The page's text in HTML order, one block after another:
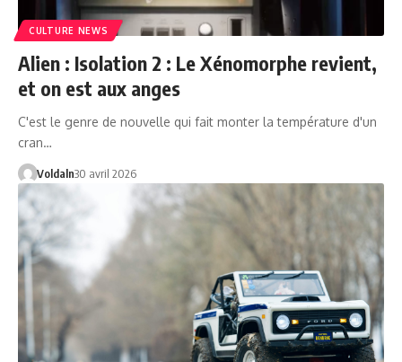
CULTURE NEWS
Alien : Isolation 2 : Le Xénomorphe revient,
et on est aux anges
C'est le genre de nouvelle qui fait monter la température d'un
cran…
Voldaln30 avril 2026